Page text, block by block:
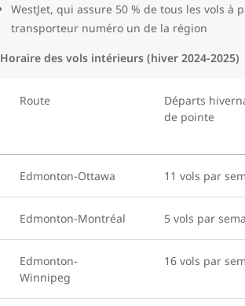
WestJet, qui assure 50 % de tous les vols
transporteur numéro un de la région
Horaire des vols intérieurs (hiver 2024-2025)
Route
Départs
de pointe
Edmonton-Ottawa 11 vols par
Edmonton-Montréal 5 vols par
Edmonton-
Winnipeg
16 vols par